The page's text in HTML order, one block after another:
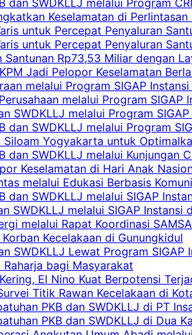
Keselamatan di Perlintasan
untuk Percepat Penyaluran
untuk Percepat Penyaluran
Rp73,53 Miliar dengan
Jadi Pelopor Keselamatan
melalui Program SIGAP
melalui Program SIGAP
SWDKLLJ melalui Program
dan SWDKLLJ melalui Program
Yogyakarta untuk
SWDKLLJ melalui Kunjungan
Keselamatan di Hari Anak
melalui Edukasi Berbasis
dan SWDKLLJ melalui SIGAP
SWDKLLJ melalui SIGAP
melalui Rapat Koordinasi
Kecelakaan di Gunungkidul
SWDKLLJ Lewat Program
bagi Masyarakat
El Nino Kuat Berpotensi
Titik Rawan Kecelakaan di
PKB dan SWDKLLJ di PT
PKB dan SWDKLLJ di Dua